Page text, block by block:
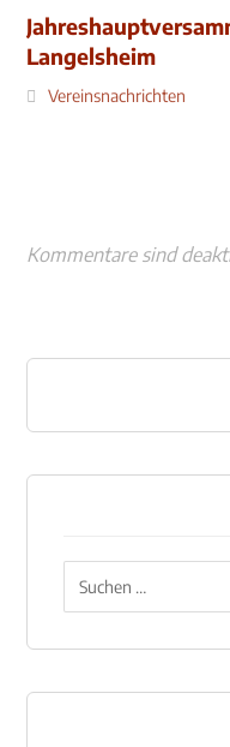
Langelsheim
Vereinsnachrichten
Kommentare sind